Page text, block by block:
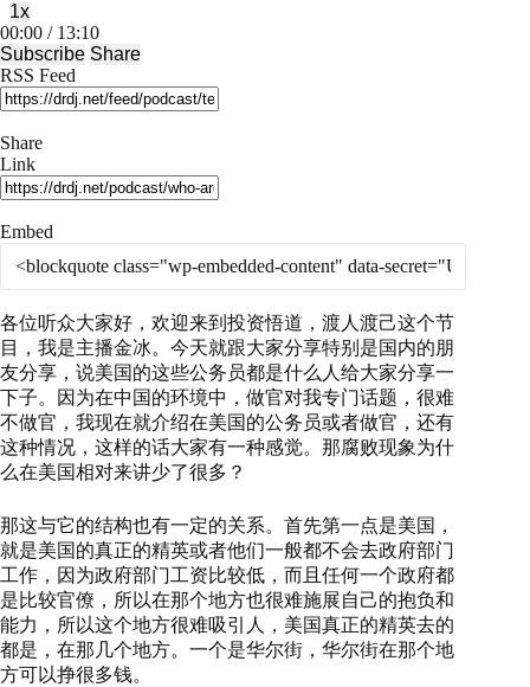
Mute/Unmute
Episode
Rewind
10
Seconds
1x
Fast
Forward
30
seconds
00:00 / 13:10
Subscribe Share
RSS Feed
Share
Link
Embed
各位听众大家好，欢迎来到投资悟道，渡人渡己这个节
目，我是主播金冰。今天就跟大家分享特别是国内的朋
友分享，说美国的这些公务员都是什么人给大家分享一
下子。因为在中国的环境中，做官对我专门话题，很难
不做官，我现在就介绍在美国的公务员或者做官，还有
这种情况，这样的话大家有一种感觉。那腐败现象为什
么在美国相对来讲少了很多？
那这与它的结构也有一定的关系。首先第一点是美国，
就是美国的真正的精英或者他们一般都不会去政府部门
工作，因为政府部门工资比较低，而且任何一个政府都
是比较官僚，所以在那个地方也很难施展自己的抱负和
能力，所以这个地方很难吸引人，美国真正的精英去的
都是，在那几个地方。一个是华尔街，华尔街在那个地
方可以挣很多钱。